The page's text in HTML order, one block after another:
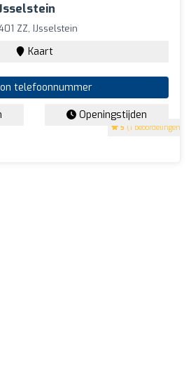
5 (1 beoordelingen)
ZZ, IJsselstein
Kaart
telefoonnummer
Openingstijden